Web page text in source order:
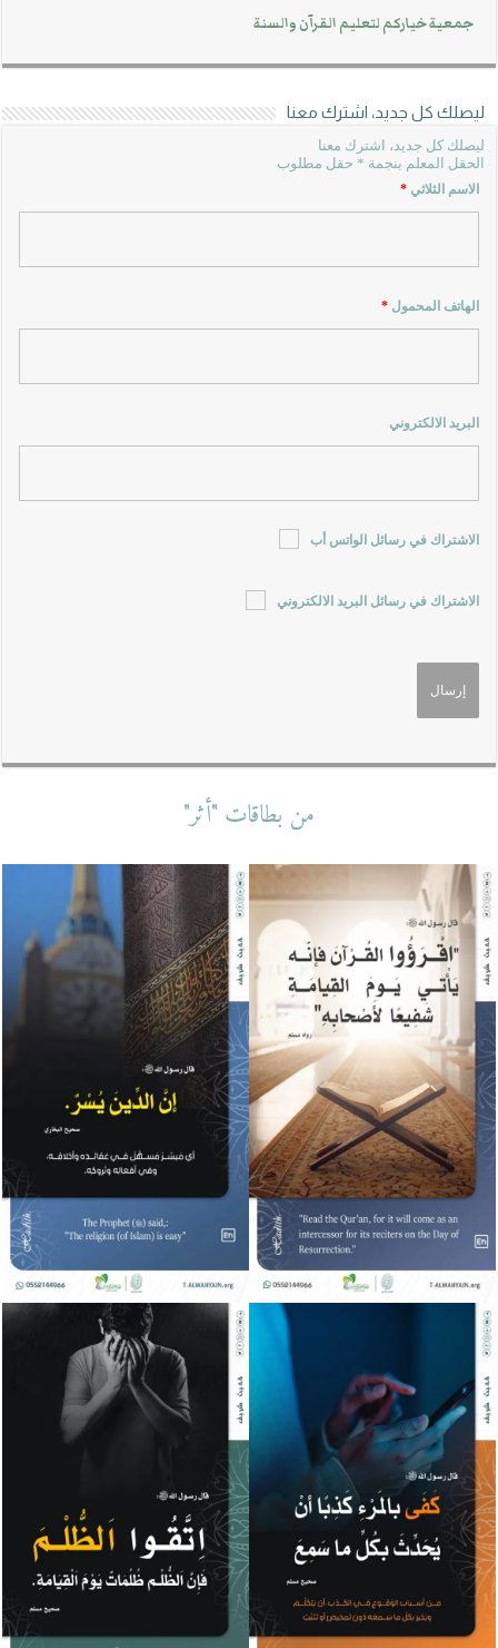
جمعية خياركم لتعليم القرآن والسنة
ليصلك كل جديد، اشترك معنا
ليصلك كل جديد، اشترك معنا
الحقل المعلم بنجمة * حقل مطلوب
الاسم الثلاثي*
الهاتف المحمول*
البريد الالكتروني
الاشتراك في رسائل الواتس أب
الاشتراك في رسائل البريد الالكتروني
من بطاقات "أثر"